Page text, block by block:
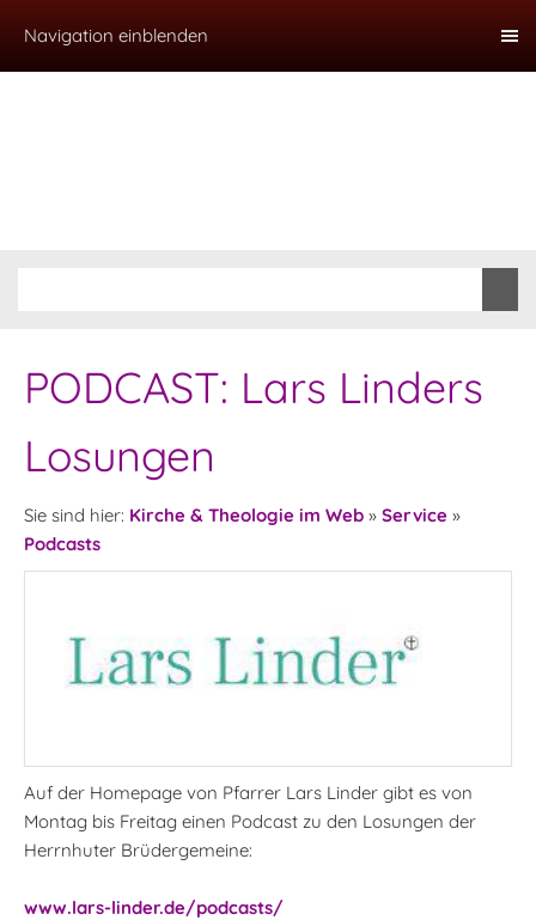
Navigation einblenden
PODCAST: Lars Linders
Losungen
Sie sind hier: Kirche & Theologie im Web » Service »
Podcasts
Auf der Homepage von Pfarrer Lars Linder gibt es von
Montag bis Freitag einen Podcast zu den Losungen der
Herrnhuter Brüdergemeine:
www.lars-linder.de/podcasts/